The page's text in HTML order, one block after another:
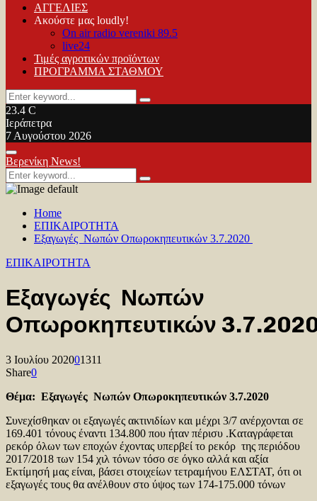
ΑΓΓΕΛΙΕΣ
Ακούστε μας loudly!
On air radio vereniki 89.5
live24
Τιμές αγροτικών προϊόντων
ΠΡΟΓΡΑΜΜΑ ΣΤΑΘΜΟΥ
Search
for:
Search
23.4 C
Ιεράπετρα
7 Αυγούστου 2026
Facebook
Twitter
Youtube
Primary
Menu
Βερενίκη News!
Search
for:
Search
Home
ΕΠΙΚΑΙΡΟΤΗΤΑ
Εξαγωγές Νωπών Οπωροκηπευτικών 3.7.2020
ΕΠΙΚΑΙΡΟΤΗΤΑ
Εξαγωγές Νωπών
Οπωροκηπευτικών
3 Ιουλίου 202001311
Share0
Θέμα: Εξαγωγές Νωπών Οπωροκηπευτικών 3.7.2020
Συνεχίσθηκαν οι εξαγωγές ακτινιδίων και μέχρι 3/7 ανέρχονται σε
169.401 τόνους έναντι 134.800 που ήταν πέρισυ .Kαταγράφεται
ρεκόρ όλων των εποχών έχοντας υπερβεί το ρεκόρ της περιόδου
2017/2018 των 154 χιλ τόνων τόσο σε όγκο αλλά και αξία
Εκτίμησή μας είναι, βάσει στοιχείων τετραμήνου ΕΛΣΤΑΤ, ότι οι
εξαγωγές τους θα ανέλθουν στο ύψος των 174-175.000 τόνων